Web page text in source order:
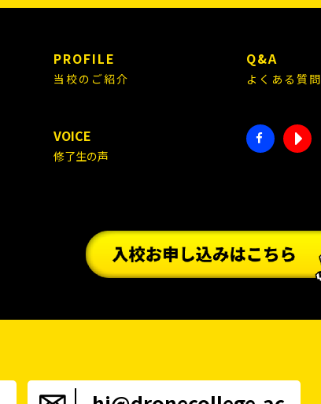
PROFILE
当校のご紹介
VOICE
修了生の声
Q&A
よくある質問